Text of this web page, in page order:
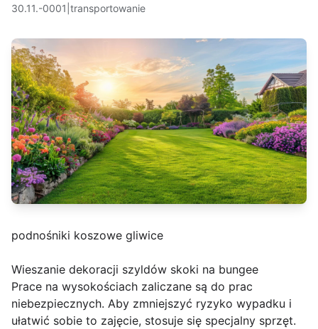
30.11.-0001 transportowanie
podnośniki koszowe gliwice
Wieszanie dekoracji szyldów skoki na bungee
Prace na wysokościach zaliczane są do prac
niebezpiecznych. Aby zmniejszyć ryzyko wypadku i
ułatwić sobie to zajęcie, stosuje się specjalny sprzęt.